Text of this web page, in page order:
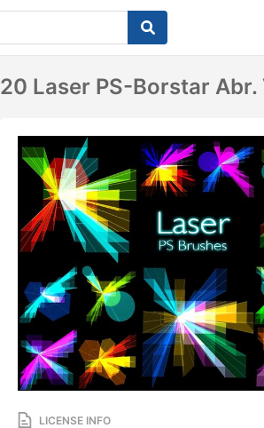
20 Laser PS-Borstar Abr.
LICENSE INFO